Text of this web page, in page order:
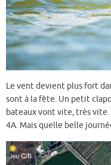
Le vent devient plus fort
sont à la fête. Un petit
bateaux vont vite, très
4A. Mais quelle belle